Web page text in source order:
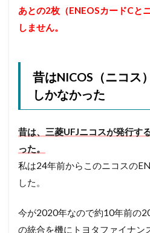
あとの2枚（ENEOSカードCと
しません。
昔はNICOS（ニコス
しかなかった
昔は、三菱UFJニコスが発行す
った。
私は24年前からこのニコスの
した。
今が2020年なので約10年前の
の統合を機にトヨタファイナン